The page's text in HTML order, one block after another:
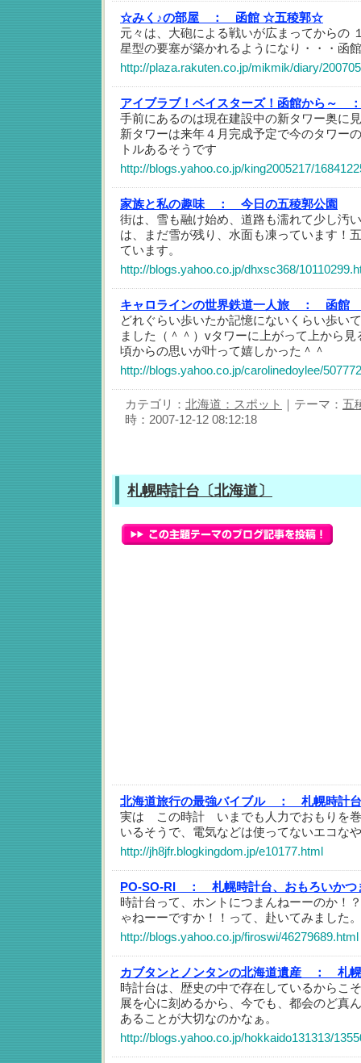
☆みく♪の部屋 ：
函館 ☆五稜郭☆
元々は、大砲による戦いが広まってからの
星型の要塞が築かれるようになり・・・函
http://plaza.rakuten.co.jp/mikmik/diary/
アイブラブ！ベイスターズ！函館から～ ：
手前にあるのは現在建設中の新タワー奥に
新タワーは来年４月完成予定で今のタワー
トルあるそうです
http://blogs.yahoo.co.jp/king2005217/
家族と私の趣味 ：
今日の五稜郭公園
街は、雪も融け始め、道路も濡れて少し汚
は、まだ雪が残り、水面も凍っています！
ています。
http://blogs.yahoo.co.jp/dhxsc368/
キャロラインの世界鉄道一人旅 ：
函館
どれぐらい歩いたか記憶にないくらい歩い
ました（＾＾）vタワーに上がって上から
頃からの思いが叶って嬉しかった＾＾
http://blogs.yahoo.co.jp/carolinedoylee/
カテゴリ： 北海道：スポット ｜テーマ： 五
時：2007-12-12 08:12:18
札幌時計台〔北海道〕
北海道旅行の最強バイブル ：
札幌時計
実は この時計 いまでも人力でおもりを巻
いるそうで、電気などは使ってないエコな
http://jh8jfr.blogkingdom.jp/e10177.html
PO-SO-RI ：
札幌時計台、おもろいかつ
時計台って、ホントにつまんねーーのか！
ゃねーーですか！！って、赴いてみました。
http://blogs.yahoo.co.jp/firoswi/46279689.html
カブタンとノンタンの北海道遺産 ：
札
時計台は、歴史の中で存在しているからこ
展を心に刻めるから、今でも、都会のど真
あることが大切なのかなぁ。
http://blogs.yahoo.co.jp/hokkaido131313/